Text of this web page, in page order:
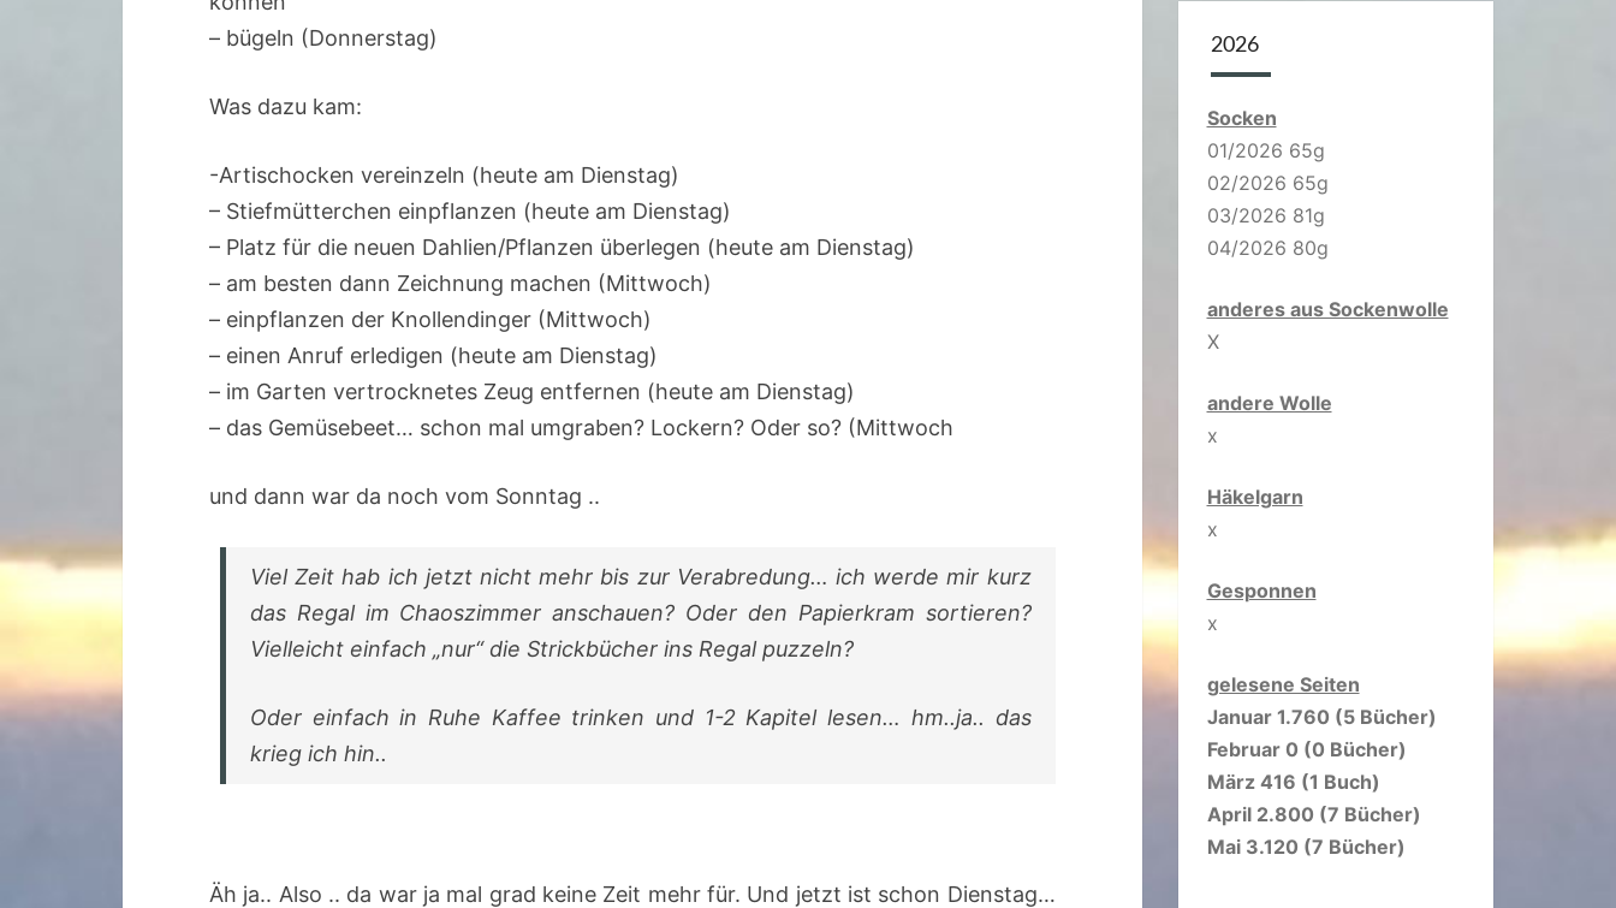
– bügeln (Donnerstag)
Was dazu kam:
-Artischocken vereinzeln (heute am Dienstag)
– Stiefmütterchen einpflanzen (heute am Dienstag)
– Platz für die neuen Dahlien/Pflanzen überlegen (heute am Dienstag)
– am besten dann Zeichnung machen (Mittwoch)
– einpflanzen der Knollendinger (Mittwoch)
– einen Anruf erledigen (heute am Dienstag)
– im Garten vertrocknetes Zeug entfernen (heute am Dienstag)
– das Gemüsebeet… schon mal umgraben? Lockern? Oder so? (Mittwoch
und dann war da noch vom Sonntag ..
Viel Zeit hab ich jetzt nicht mehr bis zur Verabredung… ich werde mir kurz
das Regal im Chaoszimmer anschauen? Oder den Papierkram sortieren?
Vielleicht einfach „nur“ die Strickbücher ins Regal puzzeln?
Oder einfach in Ruhe Kaffee trinken und 1-2 Kapitel lesen… hm..ja.. das
krieg ich hin..
Äh ja.. Also .. da war ja mal grad keine Zeit mehr für. Und jetzt ist schon Dienstag…
2026
Socken
01/2026 65g
02/2026 65g
03/2026 81g
04/2026 80g
anderes aus Sockenwolle
X
andere Wolle
x
Häkelgarn
x
Gesponnen
x
gelesene Seiten
Januar 1.760 (5 Bücher)
Februar 0 (0 Bücher)
März 416 (1 Buch)
April 2.800 (7 Bücher)
Mai 3.120 (7 Bücher)